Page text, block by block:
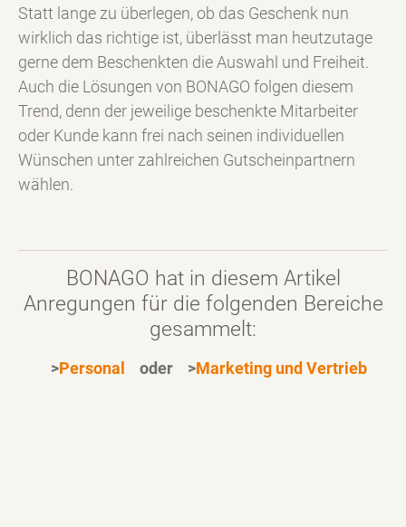
Statt lange zu überlegen, ob das Geschenk nun
wirklich das richtige ist, überlässt man heutzutage
gerne dem Beschenkten die Auswahl und Freiheit.
Auch die Lösungen von BONAGO folgen diesem
Trend, denn der jeweilige beschenkte Mitarbeiter
oder Kunde kann frei nach seinen individuellen
Wünschen unter zahlreichen Gutscheinpartnern
wählen.
BONAGO hat in diesem Artikel
Anregungen für die folgenden Bereiche
gesammelt:
>Personal oder >Marketing und Vertrieb